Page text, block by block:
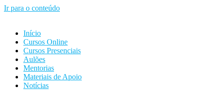
Ir para o conteúdo
Início
Cursos Online
Cursos Presenciais
Aulões
Mentorias
Materiais de Apoio
Notícias